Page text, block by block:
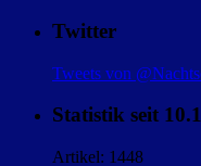
Twitter
Tweets von
Statistik seit
Artikel: 1448